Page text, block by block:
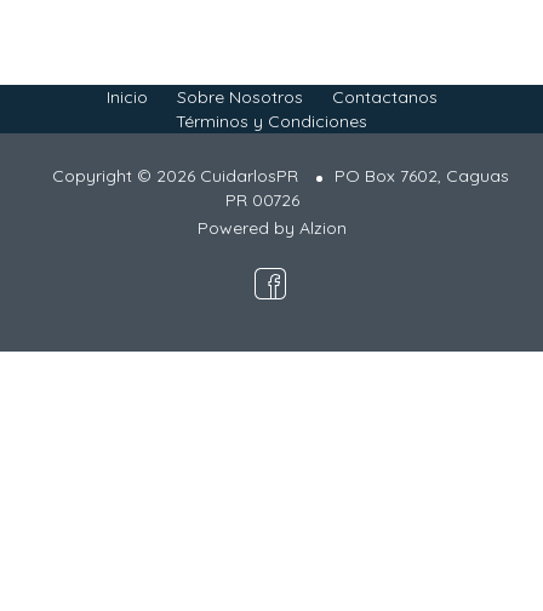
Inicio Sobre Nosotros
Contactanos
Términos y Condiciones
Copyright © 2026 CuidarlosPR
PO Box 7602, Caguas
PR 00726
Powered by Alzion